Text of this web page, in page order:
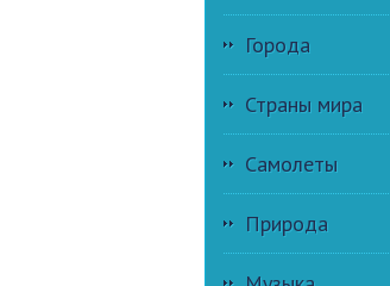
Города
Страны мира
Самолеты
Природа